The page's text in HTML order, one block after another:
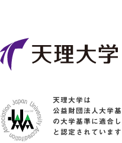
天理大学は
公益財団法人大学
の大学基準に適合
と認定されています